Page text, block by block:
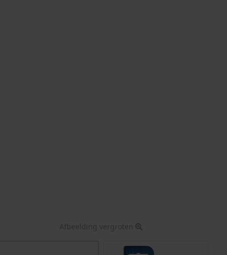
Afbeelding vergroten